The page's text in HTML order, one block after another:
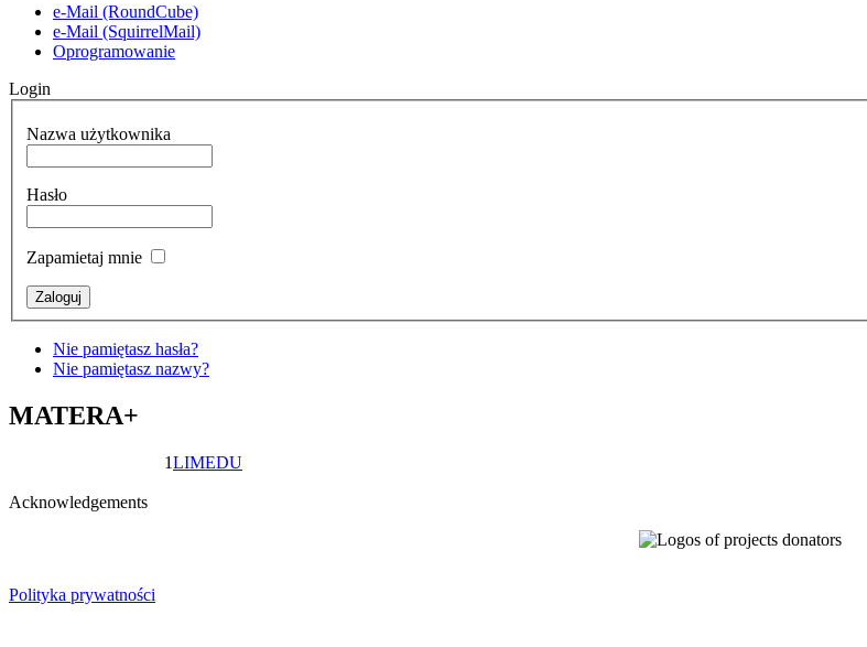
e-Mail (RoundCube)
e-Mail (SquirrelMail)
Oprogramowanie
Login
Nazwa użytkownika
Hasło
Zapamietaj mnie
Nie pamiętasz hasła?
Nie pamiętasz nazwy?
MATERA+
1LIMEDU
Acknowledgements
Polityka prywatności